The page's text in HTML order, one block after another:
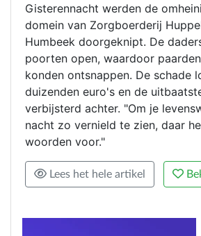
Gisterennacht werden de
domein van Zorgboerderij
Humbeek doorgeknipt. De
poorten open, waardoor
konden ontsnappen. De schade
duizenden euro's en de
verbijsterd achter. "Om je
nacht zo vernield te zien, daar
woorden voor."
Lees het hele artikel